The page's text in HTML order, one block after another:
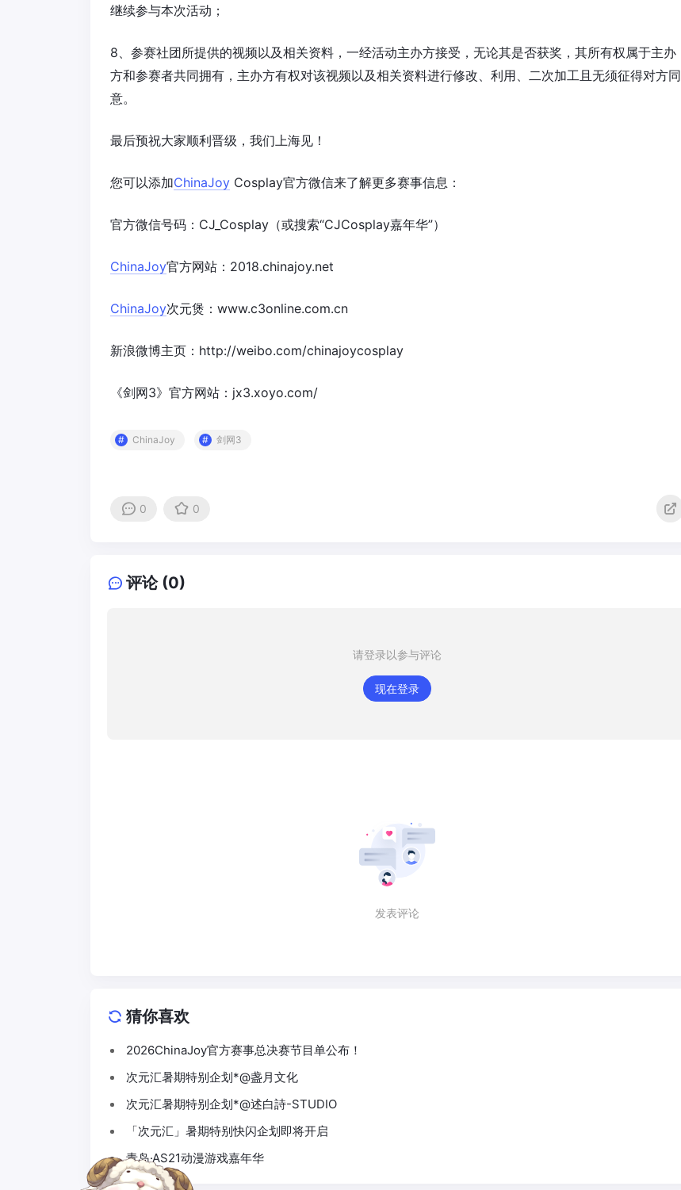
继续参与本次活动；
8、参赛社团所提供的视频以及相关资料，一经活动主办方接受，无论其是否获奖，其所有权属于主办
方和参赛者共同拥有，主办方有权对该视频以及相关资料进行修改、利用、二次加工且无须征得对方同
意。
最后预祝大家顺利晋级，我们上海见！
您可以添加ChinaJoy Cosplay官方微信来了解更多赛事信息：
官方微信号码：CJ_Cosplay（或搜索“CJCosplay嘉年华”）
ChinaJoy官方网站：2018.chinajoy.net
ChinaJoy次元煲：www.c3online.com.cn
新浪微博主页：http://weibo.com/chinajoycosplay
《剑网3》官方网站：jx3.xoyo.com/
ChinaJoy 剑网3
0 0
评论 (0)
请登录以参与评论
现在登录
发表评论
猜你喜欢
2026ChinaJoy官方赛事总决赛节目单公布！
次元汇暑期特别企划*@盏月文化
次元汇暑期特别企划*@述白詩-STUDIO
「次元汇」暑期特别快闪企划即将开启
青岛·AS21动漫游戏嘉年华